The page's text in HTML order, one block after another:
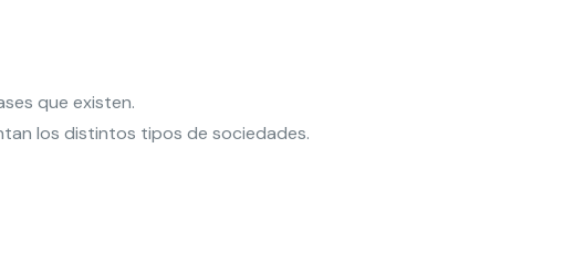
que existen.
los distintos tipos de sociedades.